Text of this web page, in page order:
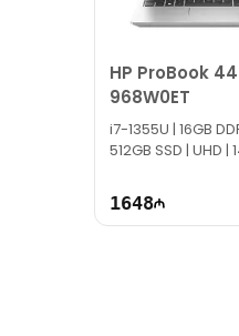
HP ProBook
968W0ET
i7-1355U | 16GB
512GB SSD | UHD |
1648